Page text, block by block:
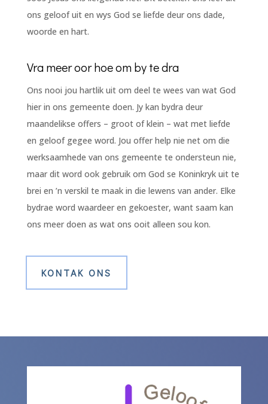
ons geloof uit en wys God se liefde deur ons dade,
woorde en hart.
Vra meer oor hoe om by te dra
Ons nooi jou hartlik uit om deel te wees van wat God
hier in ons gemeente doen. Jy kan bydra deur
maandelikse offers – groot of klein – wat met liefde
en geloof gegee word. Jou offer help nie net om die
werksaamhede van ons gemeente te ondersteun nie,
maar dit word ook gebruik om God se Koninkryk uit te
brei en ’n verskil te maak in die lewens van ander. Elke
bydrae word waardeer en gekoester, want saam kan
ons meer doen as wat ons ooit alleen sou kon.
KONTAK ONS